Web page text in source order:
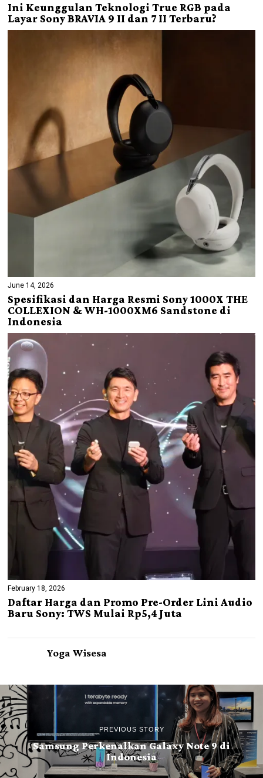
Ini Keunggulan Teknologi True RGB pada
Layar Sony BRAVIA 9 II dan 7 II Terbaru?
June 14, 2026
Spesifikasi dan Harga Resmi Sony 1000X THE
COLLEXION & WH-1000XM6 Sandstone di
Indonesia
February 18, 2026
Daftar Harga dan Promo Pre-Order Lini Audio
Baru Sony: TWS Mulai Rp5,4 Juta
Yoga Wisesa
PREVIOUS STORY
Samsung Perkenalkan Galaxy Note 9 di
Indonesia